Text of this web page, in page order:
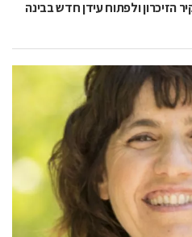
ולפתוח עידן חדש בבינה